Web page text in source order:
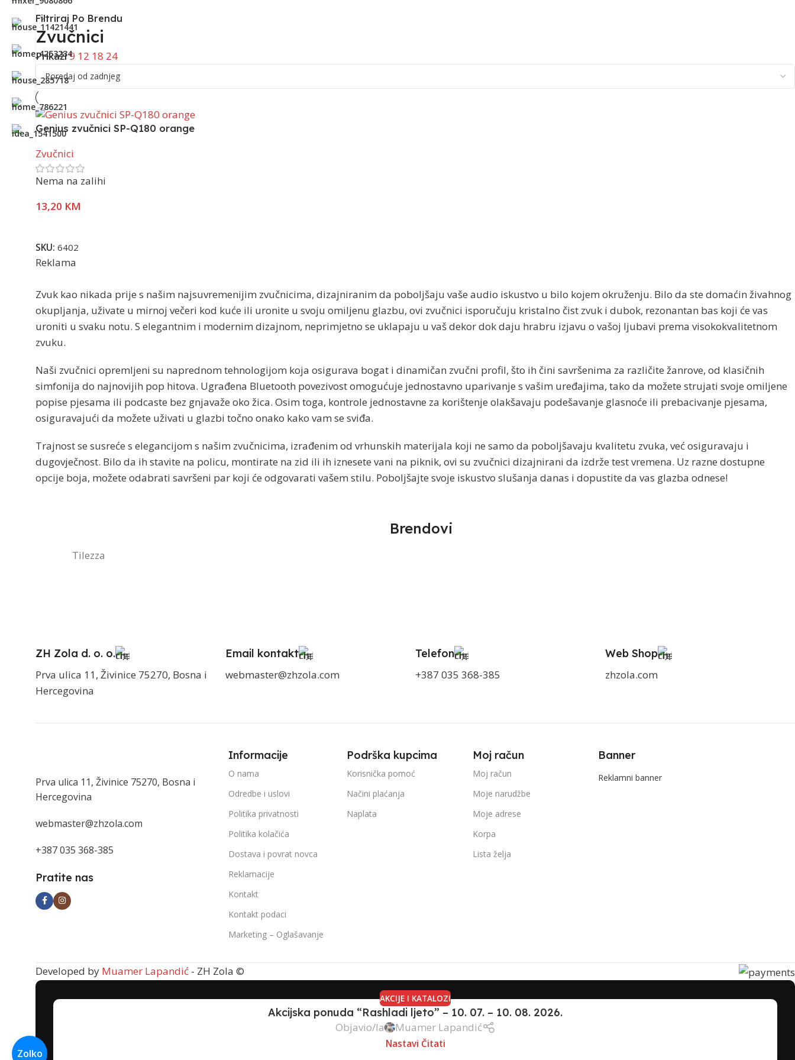
Filtriraj Po Brendu
Zvučnici
Prikaži9 12 18 24
Genius zvučnici SP-Q180 orange
Zvučnici
Nema na zalihi
13,20 KM
SKU: 6402
Reklama
Zvuk kao nikada prije s našim najsuvremenijim zvučnicima, dizajniranim da poboljšaju vaše audio iskustvo u bilo kojem okruženju. Bilo da ste domaćin živahnog
okupljanja, uživate u mirnoj večeri kod kuće ili uronite u svoju omiljenu glazbu, ovi zvučnici isporučuju kristalno čist zvuk i dubok, rezonantan bas koji će vas
uroniti u svaku notu. S elegantnim i modernim dizajnom, neprimjetno se uklapaju u vaš dekor dok daju hrabru izjavu o vašoj ljubavi prema visokokvalitetnom
zvuku.
Naši zvučnici opremljeni su naprednom tehnologijom koja osigurava bogat i dinamičan zvučni profil, što ih čini savršenima za različite žanrove, od klasičnih
simfonija do najnovijih pop hitova. Ugrađena Bluetooth povezivost omogućuje jednostavno uparivanje s vašim uređajima, tako da možete strujati svoje omiljene
popise pjesama ili podcaste bez gnjavaže oko žica. Osim toga, kontrole jednostavne za korištenje olakšavaju podešavanje glasnoće ili prebacivanje pjesama,
osiguravajući da možete uživati ​​u glazbi točno onako kako vam se sviđa.
Trajnost se susreće s elegancijom s našim zvučnicima, izrađenim od vrhunskih materijala koji ne samo da poboljšavaju kvalitetu zvuka, već osiguravaju i
dugovječnost. Bilo da ih stavite na policu, montirate na zid ili ih iznesete vani na piknik, ovi su zvučnici dizajnirani da izdrže test vremena. Uz razne dostupne
opcije boja, možete odabrati savršeni par koji će odgovarati vašem stilu. Poboljšajte svoje iskustvo slušanja danas i dopustite da vas glazba odnese!
Brendovi
Tilezza
ZH Zola d. o. o.
Prva ulica 11, Živinice 75270, Bosna i
Hercegovina
Email kontakt
webmaster@zhzola.com
Telefon
+387 035 368-385
Web Shop
zhzola.com
Prva ulica 11, Živinice 75270, Bosna i
Hercegovina
webmaster@zhzola.com
+387 035 368-385
Pratite nas
Informacije
O nama
Odredbe i uslovi
Politika privatnosti
Politika kolačića
Dostava i povrat novca
Reklamacije
Kontakt
Kontakt podaci
Marketing – Oglašavanje
Podrška kupcima
Korisnička pomoć
Načini plaćanja
Naplata
Moj račun
Moj račun
Moje narudžbe
Moje adrese
Korpa
Lista želja
Banner
Reklamni banner
Developed by Muamer Lapandić - ZH Zola ©
AKCIJE I KATALOZI
Akcijska ponuda “Rashladi ljeto” – 10. 07. – 10. 08. 2026.
Objavio/la
Muamer Lapandić
Nastavi Čitati
Zolko